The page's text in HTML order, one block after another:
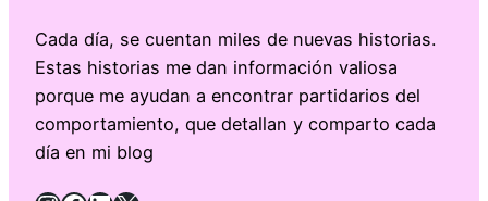
Cada día, se cuentan miles de nuevas historias.
Estas historias me dan información valiosa
porque me ayudan a encontrar partidarios del
comportamiento, que detallan y comparto cada
día en mi blog